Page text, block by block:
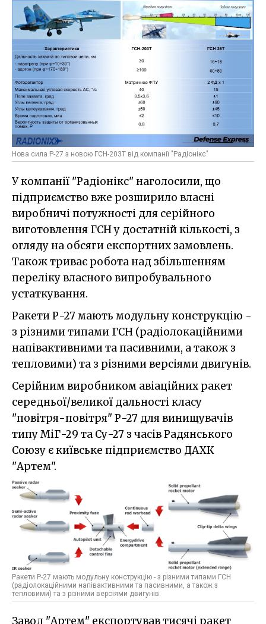
Нова сила Р-27 з новою ГСН-203Т від компанії "Радіонікс"
У компанії "Радіонікс" наголосили, що
підприємство вже розширило власні
виробничі потужності для серійного
виготовлення ГСН у достатній кількості, з
огляду на обсяги експортних замовлень.
Також триває робота над збільшенням
переліку власного випробувального
устаткування.
Ракети Р-27 мають модульну конструкцію -
з різними типами ГСН (радіолокаційними
напівактивними та пасивними, а також з
тепловими) та з різними версіями двигунів.
Серійним виробником авіаційних ракет
середньої/великої дальності класу
"повітря-повітря" Р-27 для винищувачів
типу МіГ-29 та Су-27 з часів Радянського
Союзу є київське підприємство ДАХК
"Артем".
Ракети Р-27 мають модульну конструкцію - з різними типами ГСН
(радіолокаційними напівактивними та пасивними, а також з
тепловими) та з різними версіями двигунів.
Завод "Артем" експортував тисячі ракет